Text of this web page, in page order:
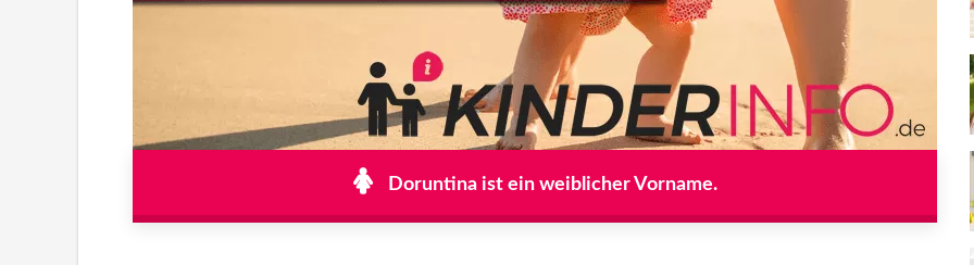
Doruntina ist ein weiblicher Vorname.